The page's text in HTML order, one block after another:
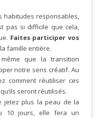
habitudes responsables,
pas si difficile que cela,
Faites participer vos
famille entière.
que la transition
notre sens créatif. Au
comment réutiliser ces
seront réutilisés.
jetez plus la peau de la
10 jours, elle fera un